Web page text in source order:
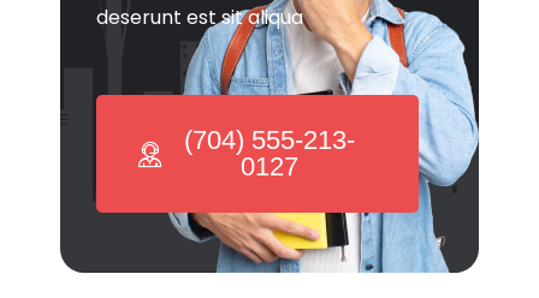
deserunt est sit aliqua
(704) 555-213-
0127